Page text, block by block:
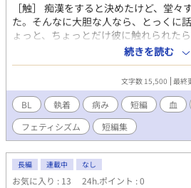
［触］ 痴漢をすると決めたけど、堂々
た。そんなに大胆な人なら、とっくに
ょっと、ちょっとだけ彼に触れられた
係性はそれだけでいい。 ［舐］ 本物だ
だ。君の所有物だ。君の……君の手に
シャープペンシルだ。 ［染］ 愛する
存分に染まった体で、ぴったりと隙間
続きを読む
文字数 15,500 最終
BL 執着 病み 短編 血
フェティシズム
短編集
長編 連載中 なし
お気に入り : 13 24h.ポイント : 0